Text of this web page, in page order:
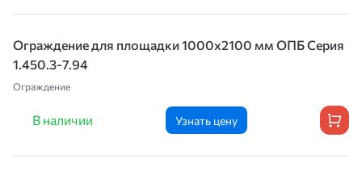
Ограждение для площадки 1000х2100 мм ОПБ Серия
1.450.3-7.94
Ограждение
В наличии Узнать цену